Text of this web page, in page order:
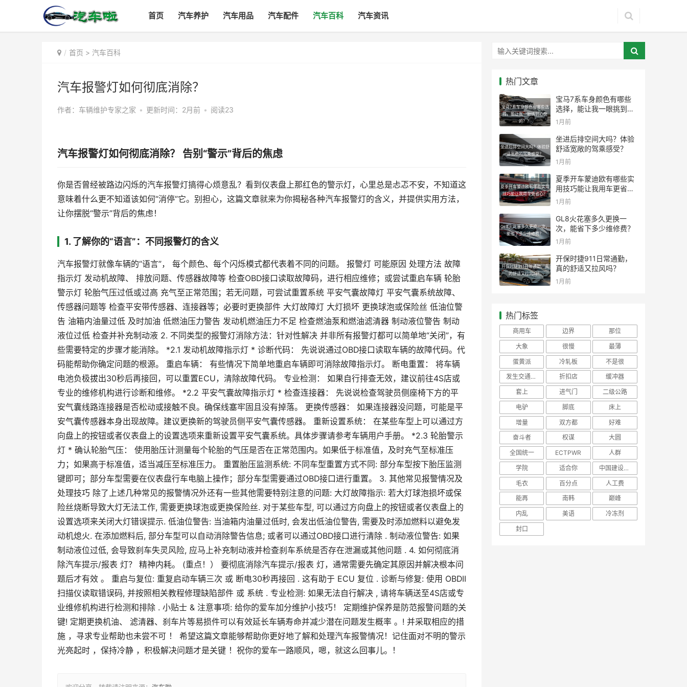
首页 汽车养护 汽车用品 汽车配件 汽车百科 汽车资讯
首页 > 汽车百科
汽车报警灯如何彻底消除？
作者：车辆维护专家之家 • 更新时间：2月前 • 阅读23
汽车报警灯如何彻底消除？ 告别“警示”背后的焦虑
你是否曾经被路边闪烁的汽车报警灯搞得心烦意乱？看到仪表盘上那红色的警示灯，心里总是忐忑不安，不知道这
意味着什么更不知道该如何“消停”它。别担心，这篇文章就来为你揭秘各种汽车报警灯的含义，并提供实用方法，
让你摆脱“警示”背后的焦虑！
1. 了解你的“语言”：不同报警灯的含义
汽车报警灯就像车辆的“语言”， 每个颜色、每个闪烁模式都代表着不同的问题。 报警灯 可能原因 处理方法 故障
指示灯 发动机故障、 排放问题、传感器故障等 检查OBD接口读取故障码，进行相应维修；或尝试重启车辆 轮胎
警示灯 轮胎气压过低或过高 充气至正常范围；若无问题，可尝试重置系统 平安气囊故障灯 平安气囊系统故障、
传感器问题等 检查平安带传感器、连接器等；必要时更换部件 大灯故障灯 大灯损坏 更换球泡或保险丝 低油位警
告 油箱内油量过低 及时加油 低燃油压力警告 发动机燃油压力不足 检查燃油泵和燃油滤清器 制动液位警告 制动
液位过低 检查并补充制动液 2. 不同类型的报警灯消除方法：针对性解决 并非所有报警灯都可以简单地“关闭”，有
些需要特定的步骤才能消除。 *2.1 发动机故障指示灯 * 诊断代码： 先说说通过OBD接口读取车辆的故障代码。代
码能帮助你确定问题的根源。 重启车辆： 有些情况下简单地重启车辆即可消除故障指示灯。 断电重置： 将车辆
电池负极拔出30秒后再接回，可以重置ECU，清除故障代码。 专业检测： 如果自行排查无效，建议前往4S店或
专业的维修机构进行诊断和维修。 *2.2 平安气囊故障指示灯 * 检查连接器： 先说说检查驾驶员侧座椅下方的平
安气囊线路连接器是否松动或接触不良。确保线塞牢固且没有掉落。 更换传感器： 如果连接器没问题，可能是平
安气囊传感器本身出现故障。建议更换新的驾驶员侧平安气囊传感器。 重新设置系统： 在某些车型上可以通过方
向盘上的按钮或者仪表盘上的设置选项来重新设置平安气囊系统。具体步骤请参考车辆用户手册。 *2.3 轮胎警示
灯 * 确认轮胎气压： 使用胎压计测量每个轮胎的气压是否在正常范围内。如果低于标准值，及时充气至标准压
力；如果高于标准值，适当减压至标准压力。 重置胎压监测系统: 不同车型重置方式不同: 部分车型按下胎压监测
键即可；部分车型需要在仪表盘行车电脑上操作；部分车型需要通过OBD接口进行重置。 3. 其他常见报警情况及
处理技巧 除了上述几种常见的报警情况外还有一些其他需要特别注意的问题: 大灯故障指示: 若大灯球泡损坏或保
险丝烧断导致大灯无法工作, 需要更换球泡或更换保险丝. 对于某些车型, 可以通过方向盘上的按钮或者仪表盘上的
设置选项来关闭大灯错误提示. 低油位警告: 当油箱内油量过低时, 会发出低油位警告, 需要及时添加燃料以避免发
动机熄火. 在添加燃料后, 部分车型可以自动消除警告信息; 或者可以通过OBD接口进行清除 . 制动液位警告: 如果
制动液位过低, 会导致刹车失灵风险, 应马上补充制动液并检查刹车系统是否存在泄漏或其他问题 . 4. 如何彻底消
除汽车提示/报表 灯？ 精神内耗。 (重点！） 要彻底消除汽车提示/报表 灯，通常需要先确定其原因并解决根本问
题后才有效 。 重启与复位: 重复启动车辆三次 或 断电30秒再接回 . 这有助于 ECU 复位 . 诊断与修复: 使用 OBDII
扫描仪读取错误码, 并按照相关教程修理缺陷部件 或 系统 . 专业检测: 如果无法自行解决 , 请将车辆送至4S店或专
业维修机构进行检测和排除 . 小贴士 & 注意事项: 给你的爱车加分维护小技巧！ 定期维护保养是防范报警问题的关
键! 定期更换机油、 滤清器、刹车片等易损件可以有效延长车辆寿命并减少潜在问题发生概率 。! 并采取相应的措
施 ，寻求专业帮助也未尝不可 ！ 希望这篇文章能够帮助你更好地了解和处理汽车报警情况！记住面对不明的警示
光亮起时 ，保持冷静 ，积极解决问题才是关键 ！祝你的爱车一路顺风，嗯，就这么回事儿。！
热门文章
宝马7系车身颜色有哪些选
择，能让我一眼挑到心仪
的？？
宝马7系车身颜色有哪些
选择，能让我一眼挑到心
仪的？？
1月前
坐进后排空间大吗？体验舒
适宽敞的驾乘感受？
坐进后排空间大吗？体验
舒适宽敞的驾乘感受？
1月前
夏季开车蒙迪欧有哪些实用
技巧能让我用车更省心？
夏季开车蒙迪欧有哪些实
用技巧能让我用车更省
心？
1月前
GL8火花塞多久更换一次，
能省下多少维修费？
GL8火花塞多久更换一
次，能省下多少维修费？
1月前
开保时捷911日常通勤，真
的舒适又拉风吗？
开保时捷911日常通勤，
真的舒适又拉风吗？
1月前
热门标签
商用车 边界
那位
大象
很慢
最薄
蛋黄派
冷轧板
不是很
发生交通事故
折扣店
缓冲器
套上
进气门
二级公路
电驴
脚底
床上
增量
双方都
好难
奋斗者
权谋
大圆
全国统一
ECTPWR
人群
学院
适合你
中国建设银行
毛衣
百分点
人工费
能再
南韩
巅峰
内乱
美语
冷冻剂
封口